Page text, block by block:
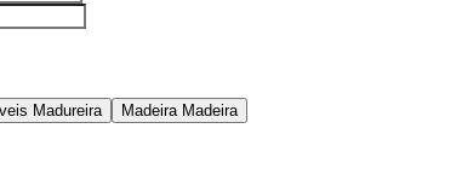
Madureira Madeira Madeira